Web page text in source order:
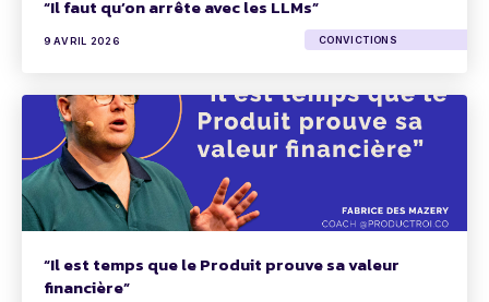
“Il faut qu’on arrête avec les LLMs”
9 AVRIL 2026 CONVICTIONS
“Il est temps que le Produit prouve sa valeur
financière”